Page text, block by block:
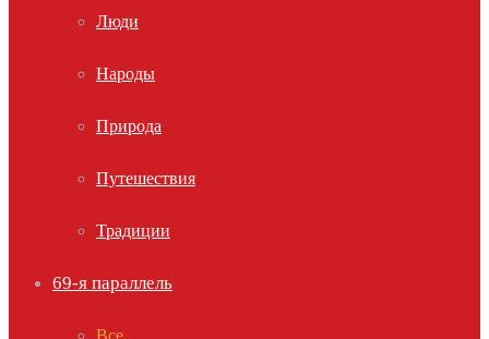
Люди
Народы
Природа
Путешествия
Традиции
69-я параллель
Все